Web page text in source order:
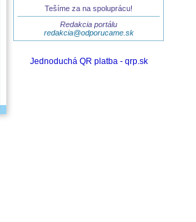
Tešíme za na spoluprácu!
Redakcia portálu
redakcia@odporucame.sk
Jednoduchá QR platba - qrp.sk